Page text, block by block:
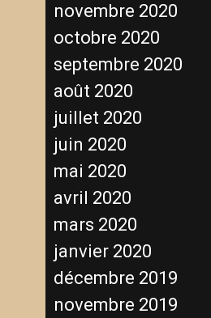
novembre 2020
octobre 2020
septembre 2020
août 2020
juillet 2020
juin 2020
mai 2020
avril 2020
mars 2020
janvier 2020
décembre 2019
novembre 2019